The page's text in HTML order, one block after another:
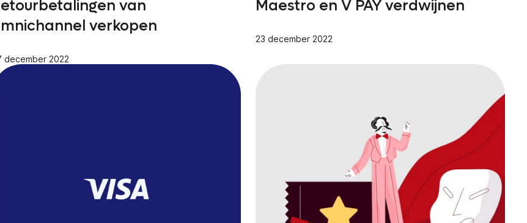
van
verkopen
december 2022
Maestro en V PAY verdwijnen
23 december 2022